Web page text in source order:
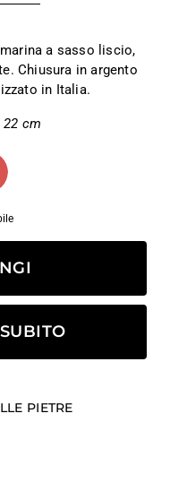
a sasso liscio,
Chiusura in argento
in Italia.
22 cm
PIETRE